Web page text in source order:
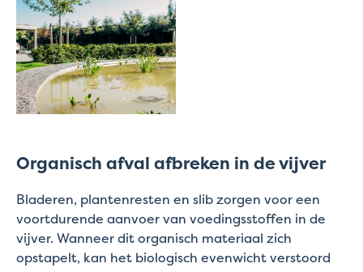
Organisch afval afbreken in de vijver
Bladeren, plantenresten en slib zorgen voor een
voortdurende aanvoer van voedingsstoffen in de
vijver. Wanneer dit organisch materiaal zich
opstapelt, kan het biologisch evenwicht verstoord